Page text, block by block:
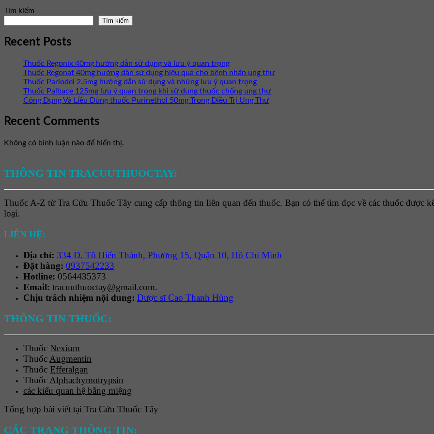
Tìm kiếm
Tìm kiếm
Recent Posts
Thuốc Regonix 40mg hướng dẫn sử dụng và lưu ý quan trọng
Thuốc Regonat 40mg hướng dẫn sử dụng hiệu quả cho bệnh nhân ung thư
Thuốc Parlodel 2.5mg hướng dẫn sử dụng và những lưu ý quan trọng
Thuốc Palbace 125mg lưu ý quan trọng khi sử dụng thuốc chống ung thư
Công Dụng Và Liều Dùng thuốc Purinethol 50mg Trong Điều Trị Ung Thư
Recent Comments
Không có bình luận nào để hiển thị.
THÔNG TIN TRACUUTHUOCTAY:
Thuốc A-Z từ Tra Cứu Thuốc Tây cung cấp thông tin liên quan đến thuốc. Bạn có thể tìm đọc về các thuốc được
loại.
LIÊN HỆ:
Địa chỉ: 334 Đ. Tô Hiến Thành, Phường 15, Quận 10, Hồ Chí Minh
Đặt hàng: 0937542233
Hotline: 0564435373
Email: tracuuthuoctay@gmail.com.
Chịu trách nhiệm nội dung: Dược sĩ Cao Thanh Hùng
THÔNG TIN THUỐC:
Thuốc Nexium
Thuốc Augmentin
Thuốc Efferalgan
Thuốc Alphachymotrypsin
các kiểu quan hệ bằng miệng
Tổng hợp bài viết tại Tra Cứu Thuốc Tây
CÁC TRANG THÔNG TIN: